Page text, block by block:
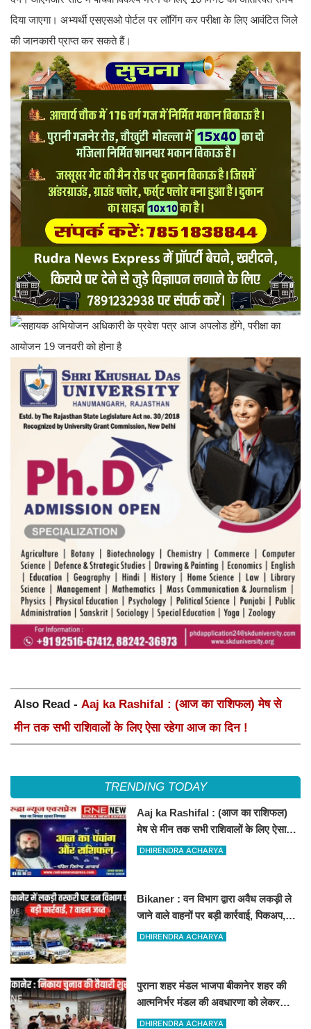
दिया जाएगा। अभ्यर्थी एसएसओ पोर्टल पर लॉगिंग कर परीक्षा के लिए आवंटित जिले
की जानकारी प्राप्त कर सकते हैं।
Also Read - Aaj ka Rashifal : (आज का राशिफल) मेष से
मीन तक सभी राशिवालों के लिए ऐसा रहेगा आज का दिन !
TRENDING TODAY
Aaj ka Rashifal : (आज का राशिफल)
मेष से मीन तक सभी राशिवालों के लिए ऐसा
रहेगा आज का दिन !
DHIRENDRA ACHARYA
Bikaner : वन विभाग द्वारा अवैध लकड़ी ले
जाने वाले वाहनों पर बड़ी कार्रवाई, पिकअप,
ट्रैक्टर और ट्रक जब्त!
DHIRENDRA ACHARYA
पुराना शहर मंडल भाजपा बीकानेर शहर की
आत्मनिर्भर मंडल की अवधारणा को लेकर
मासिक एवं निकाय चुनाव की तैयारी बैठक
DHIRENDRA ACHARYA